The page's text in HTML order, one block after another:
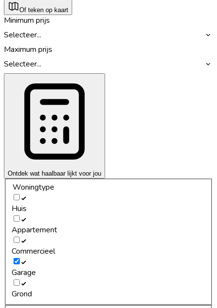
Of teken op kaart
Minimum prijs
Selecteer...
Maximum prijs
Selecteer...
Ontdek wat haalbaar lijkt voor jou
Woningtype
Huis
Appartement
Commercieel
Garage
Grond